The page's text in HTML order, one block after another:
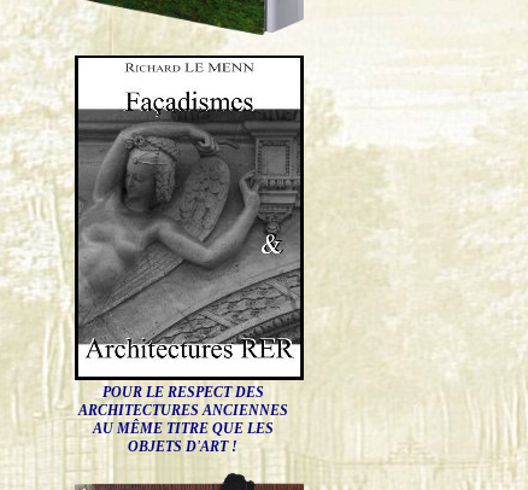
POUR LE RESPECT DES
ARCHITECTURES ANCIENNES
AU MÊME TITRE QUE LES
OBJETS D'ART !